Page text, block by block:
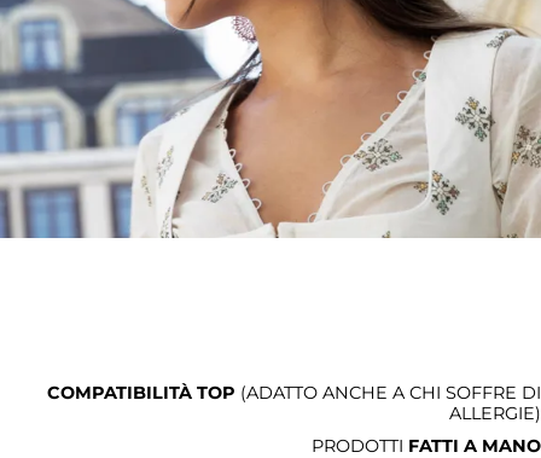
COMPATIBILITÀ TOP (ADATTO ANCHE A CHI SOFFRE DI
ALLERGIE)
PRODOTTI FATTI A MANO